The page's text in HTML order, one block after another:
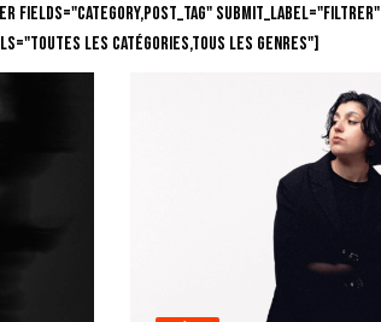
fields="category,post_tag" submit_label="Filtrer"
les catégories,Tous les genres"]